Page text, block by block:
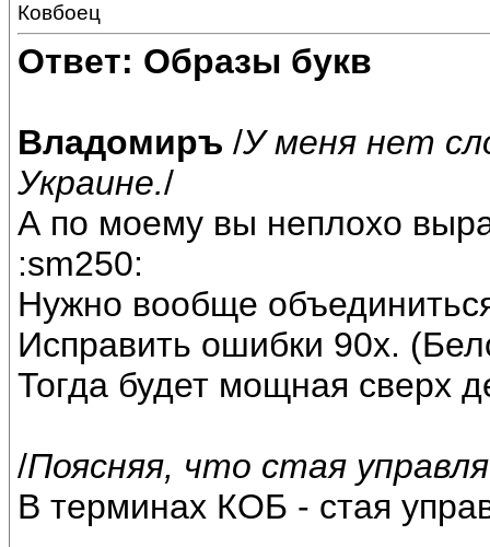
Ковбоец
Ответ: Образы букв
Владомиръ /У меня нет
Украине./
А по моему вы неплохо
:sm250:
Нужно вообще
Исправить ошибки 90х.
Тогда будет мощная сверх
/Поясняя, что стая
В терминах КОБ - стая